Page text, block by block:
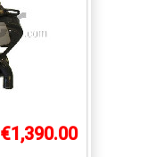
€1,390.00